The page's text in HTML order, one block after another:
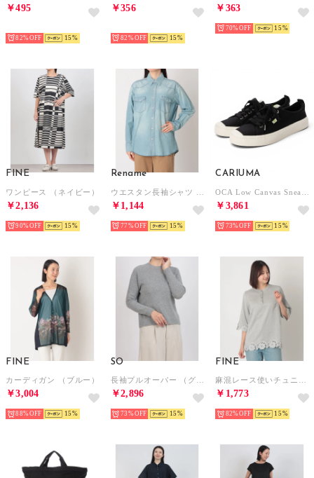
￥495
82% 15
￥356
82% 15
￥363
70% 15
FINE
ワンピース （ネイビー）
￥2,136
90% 15
Rename
￥1,144
77% 15
CARIUMA
￥3,861
73% 15
FINE
カーディガン （ブルー）
￥3,004
88% 15
SO
￥2,896
73% 15
FINE
￥1,773
82% 15